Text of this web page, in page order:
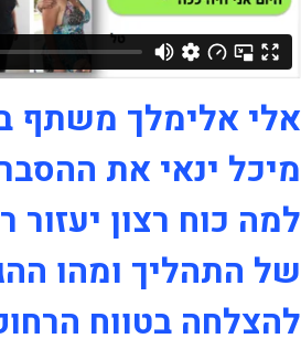
אלי אלימלך משתף
מיכל ינאי את
למה כוח רצון
של התהליך ומהו
להצלחה בטווח